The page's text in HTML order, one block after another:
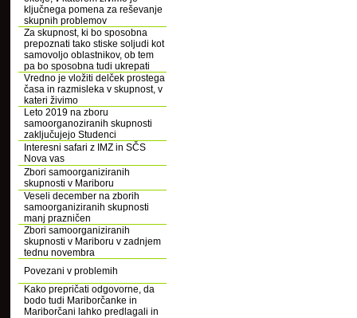
ključnega pomena za reševanje
skupnih problemov
Za skupnost, ki bo sposobna
prepoznati tako stiske soljudi kot
samovoljo oblastnikov, ob tem
pa bo sposobna tudi ukrepati
Vredno je vložiti delček prostega
časa in razmisleka v skupnost, v
kateri živimo
Leto 2019 na zboru
samoorganoziranih skupnosti
zaključujejo Studenci
Interesni safari z IMZ in SČS
Nova vas
Zbori samoorganiziranih
skupnosti v Mariboru
Veseli december na zborih
samoorganiziranih skupnosti
manj prazničen
Zbori samoorganiziranih
skupnosti v Mariboru v zadnjem
tednu novembra
Povezani v problemih
Kako prepričati odgovorne, da
bodo tudi Mariborčanke in
Mariborčani lahko predlagali in